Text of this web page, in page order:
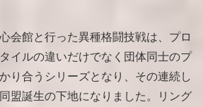
会館と行った異種格闘技戦は、プロ
イルの違いだけでなく団体同士のプ
り合うシリーズとなり、その連続し
盟誕生の下地になりました。リング